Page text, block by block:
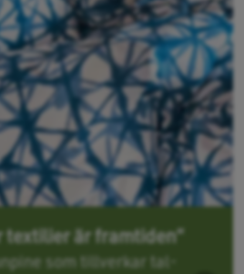
textilier är framtiden”
som tillverkar tal­